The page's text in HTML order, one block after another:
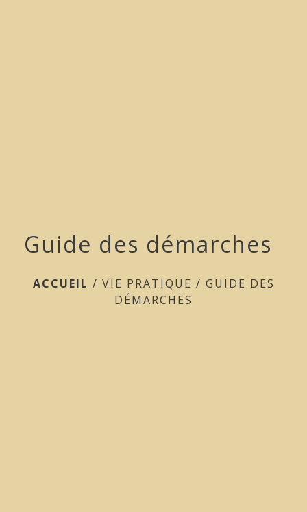
Guide des démarches
ACCUEIL / VIE PRATIQUE / GUIDE DES
DÉMARCHES